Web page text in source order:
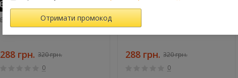
Елефантіна. Юлія Кісіна
288 грн. 320 грн.
0
Розвилка. Тетяна Бонч-
Осмоловська
288 грн. 320 грн.
0